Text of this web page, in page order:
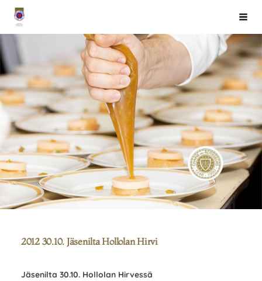
Siirry
sivun
sisältöön
Chaîne des Rôtisseurs Finlande ry
2012 30.10. Jäsenilta Hollolan Hirvi
Jäsenilta 30.10. Hollolan Hirvessä